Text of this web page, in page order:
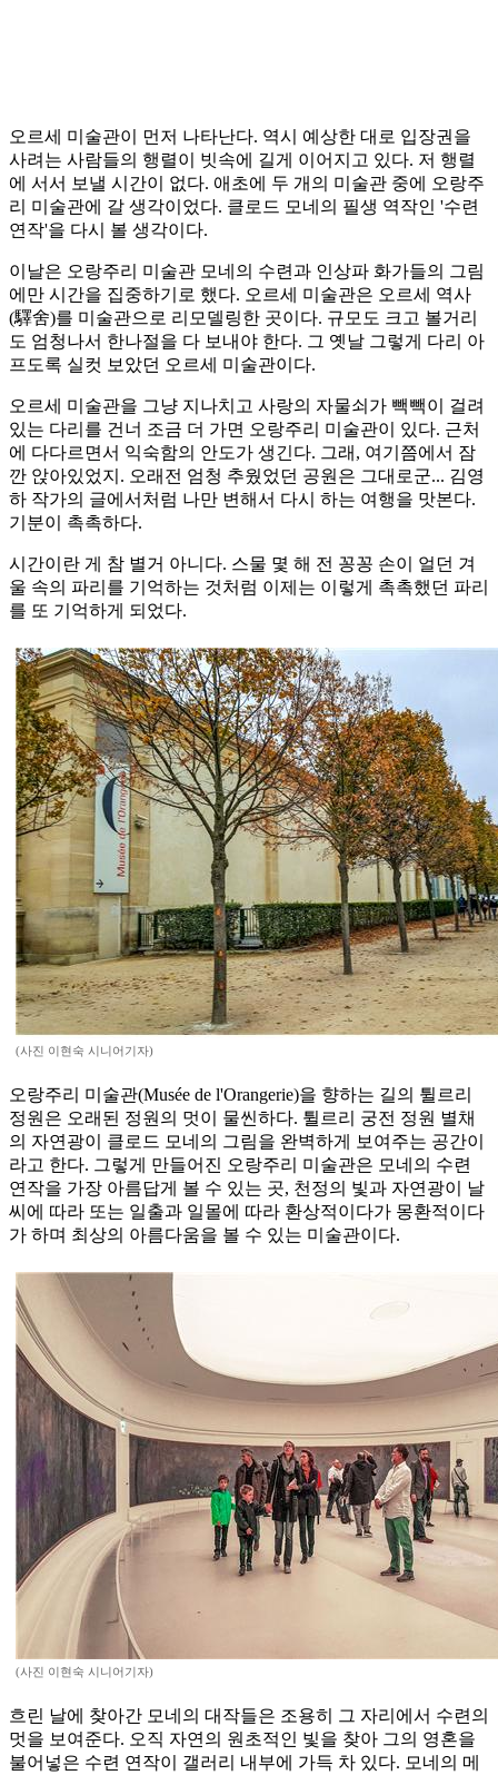
오르세 미술관이 먼저 나타난다. 역시 예상한 대로 입장권을
사려는 사람들의 행렬이 빗속에 길게 이어지고 있다. 저 행렬
에 서서 보낼 시간이 없다. 애초에 두 개의 미술관 중에 오랑주
리 미술관에 갈 생각이었다. 클로드 모네의 필생 역작인 '수련
연작'을 다시 볼 생각이다.
이날은 오랑주리 미술관 모네의 수련과 인상파 화가들의 그림
에만 시간을 집중하기로 했다. 오르세 미술관은 오르세 역사
(驛舍)를 미술관으로 리모델링한 곳이다. 규모도 크고 볼거리
도 엄청나서 한나절을 다 보내야 한다. 그 옛날 그렇게 다리 아
프도록 실컷 보았던 오르세 미술관이다.
오르세 미술관을 그냥 지나치고 사랑의 자물쇠가 빽빽이 걸려
있는 다리를 건너 조금 더 가면 오랑주리 미술관이 있다. 근처
에 다다르면서 익숙함의 안도가 생긴다. 그래, 여기쯤에서 잠
깐 앉아있었지. 오래전 엄청 추웠었던 공원은 그대로군... 김영
하 작가의 글에서처럼 나만 변해서 다시 하는 여행을 맛본다.
기분이 촉촉하다.
시간이란 게 참 별거 아니다. 스물 몇 해 전 꽁꽁 손이 얼던 겨
울 속의 파리를 기억하는 것처럼 이제는 이렇게 촉촉했던 파리
를 또 기억하게 되었다.
(사진 이현숙 시니어기자)
오랑주리 미술관(Musée de l'Orangerie)을 향하는 길의 튈르리
정원은 오래된 정원의 멋이 물씬하다. 튈르리 궁전 정원 별채
의 자연광이 클로드 모네의 그림을 완벽하게 보여주는 공간이
라고 한다. 그렇게 만들어진 오랑주리 미술관은 모네의 수련
연작을 가장 아름답게 볼 수 있는 곳, 천정의 빛과 자연광이 날
씨에 따라 또는 일출과 일몰에 따라 환상적이다가 몽환적이다
가 하며 최상의 아름다움을 볼 수 있는 미술관이다.
(사진 이현숙 시니어기자)
흐린 날에 찾아간 모네의 대작들은 조용히 그 자리에서 수련의
멋을 보여준다. 오직 자연의 원초적인 빛을 찾아 그의 영혼을
불어넣은 수련 연작이 갤러리 내부에 가득 차 있다. 모네의 메